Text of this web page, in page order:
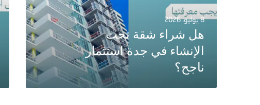
8 يوليو، 2026
هل شراء شقة تحت
الإنشاء في جدة استثمار
ناجح؟